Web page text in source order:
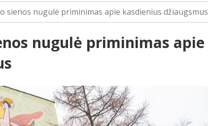
sienos nugulė priminimas apie kasdienius džiaugsmus
nugulė priminimas apie